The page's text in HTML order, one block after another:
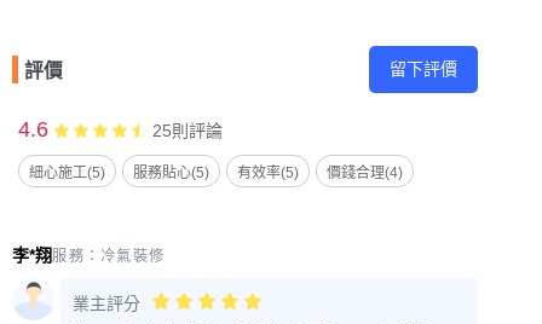
評價 留下評價
4.6 25則評論
細心施工(5) 服務貼心(5) 有效率(5) 價錢合理(4)
李*翔 服務： 冷氣裝修
業主評分